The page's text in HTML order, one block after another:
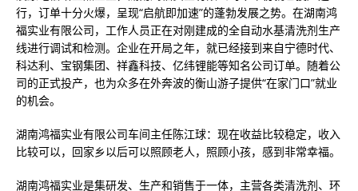
行，订单十分火爆，呈现“启航即加速”的蓬勃发展之势。在湖南鸿
福实业有限公司，工作人员正在对刚建成的全自动水基清洗剂生产
线进行调试和检测。企业在开局之年，就已经接到来自宁德时代、
科达利、宝钢集团、祥鑫科技、亿纬锂能等知名公司订单。随着公
司的正式投产，也为众多在外奔波的衡山游子提供“在家门口”就业
的机会。
湖南鸿福实业有限公司车间主任陈江球：现在收益比较稳定，收入
比较可以，回家乡以后可以照顾老人，照顾小孩，感到非常幸福。
湖南鸿福实业是集研发、生产和销售于一体，主营各类清洗剂、环